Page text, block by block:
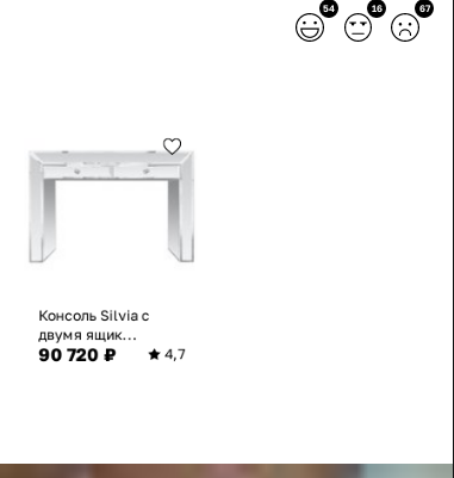
54 16 67
Консоль Silvia с
двумя ящик...
90 720 ₽ 4,7